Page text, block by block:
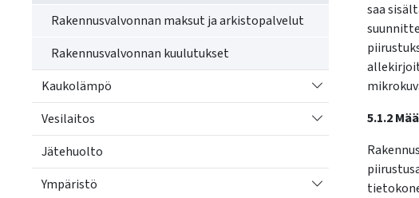
Rakennusvalvonnan maksut ja arkistopalvelut
Rakennusvalvonnan kuulutukset
Kaukolämpö
Vaihda
Vesilaitos
Vaihda
Jätehuolto
Ympäristö
Vaihda
saa
5.1.2